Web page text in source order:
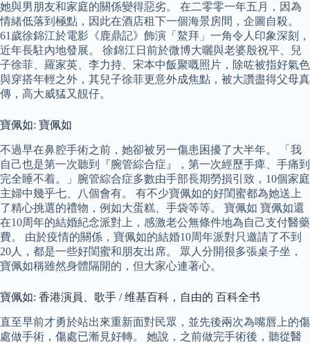
她與男朋友和家庭的關係變得惡劣。 在二零零一年五月，因為
情緒低落到極點，因此在酒店租下一個海景房間，企圖自殺。
61歲徐錦江於電影《鹿鼎記》飾演「鰲拜」一角令人印象深刻，
近年長駐內地發展。 徐錦江日前於微博大曬與老婆殷祝平、兒
子徐菲、羅家英、李力持、宋本中飯聚嘅照片，除咗被指好氣色
與穿搭年輕之外，其兒子徐菲更意外成焦點，被大讚盡得父母真
傳，高大威猛又靚仔。
寶佩如: 寶佩如
不過早在鼻腔手術之前，她卻被另一傷患困擾了大半年。 「我
自己也是第一次聽到『腕管綜合症』，第一次經歷手痺、手痛到
完全睡不着。」腕管綜合症多數由手部長期勞損引致，10個家庭
主婦中幾乎七、八個會有。 有不少寶佩如的好閨蜜都為她送上
了精心挑選的禮物，例如大蛋糕、手袋等等。 寶佩如 寶佩如還
在10周年的結婚紀念派對上，感激老公無條件地為自己支付醫藥
費。 由於疫情的關係，寶佩如的結婚10周年派對只邀請了不到
20人，都是一些好閨蜜和朋友出席。 眾人分開很多張桌子坐，
寶佩如稱雖然身體隔開的，但大家心連著心。
寶佩如: 香港演員、歌手 / 维基百科，自由的 百科全书
直至早前才勇於站出來重新面對民眾，並先後兩次為嘴唇上的傷
處做手術，傷處已漸見好轉。 她說，之前做完手術後，聽從醫